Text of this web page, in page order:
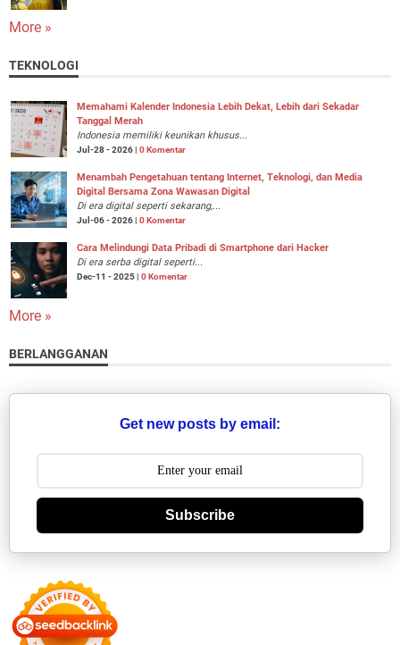
More »
TEKNOLOGI
Memahami Kalender Indonesia Lebih Dekat, Lebih dari Sekadar
Tanggal Merah
Indonesia memiliki keunikan khusus...
Jul-28 - 2026 | 0 Komentar
Menambah Pengetahuan tentang Internet, Teknologi, dan Media
Digital Bersama Zona Wawasan Digital
Di era digital seperti sekarang,...
Jul-06 - 2026 | 0 Komentar
Cara Melindungi Data Pribadi di Smartphone dari Hacker
Di era serba digital seperti...
Dec-11 - 2025 | 0 Komentar
More »
BERLANGGANAN
Get new posts by email:
Subscribe